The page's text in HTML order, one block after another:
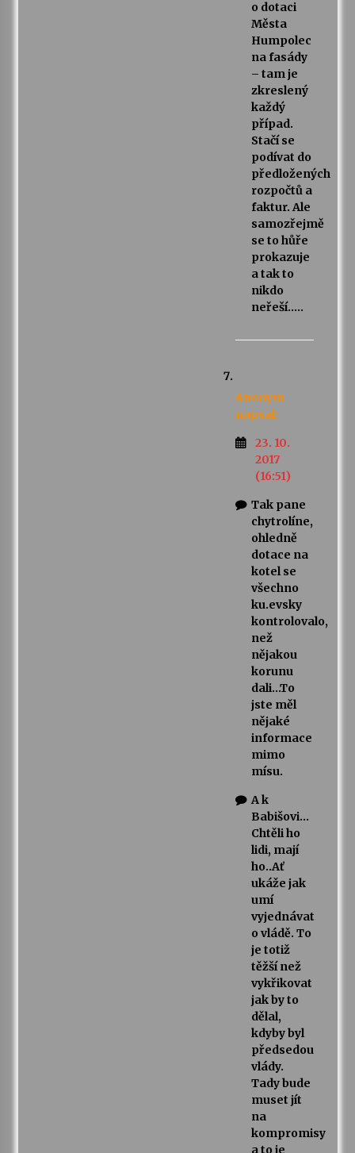
o dotaci
Města
Humpolec
na fasády
– tam je
zkreslený
každý
případ.
Stačí se
podívat do
předložených
rozpočtů a
faktur. Ale
samozřejmě
se to hůře
prokazuje
a tak to
nikdo
neřeší…..
Anonym
napsal:
23. 10.
2017
(16:51)
Tak pane
chytrolíne,
ohledně
dotace na
kotel se
všechno
ku.evsky
kontrolovalo,
než
nějakou
korunu
dali…To
jste měl
nějaké
informace
mimo
mísu.
A k
Babišovi…
Chtěli ho
lidi, mají
ho..Ať
ukáže jak
umí
vyjednávat
o vládě. To
je totiž
těžší než
vykřikovat
jak by to
dělal,
kdyby byl
předsedou
vlády.
Tady bude
muset jít
na
kompromisy
a to je